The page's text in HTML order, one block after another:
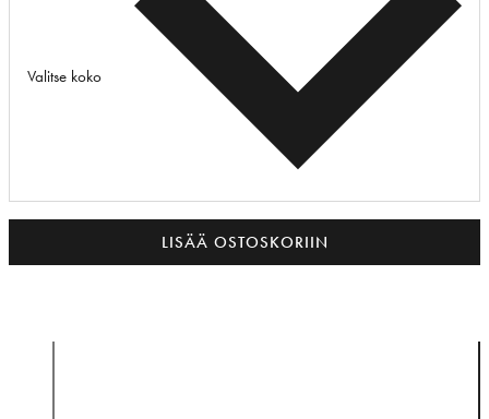
Valitse koko
LISÄÄ OSTOSKORIIN